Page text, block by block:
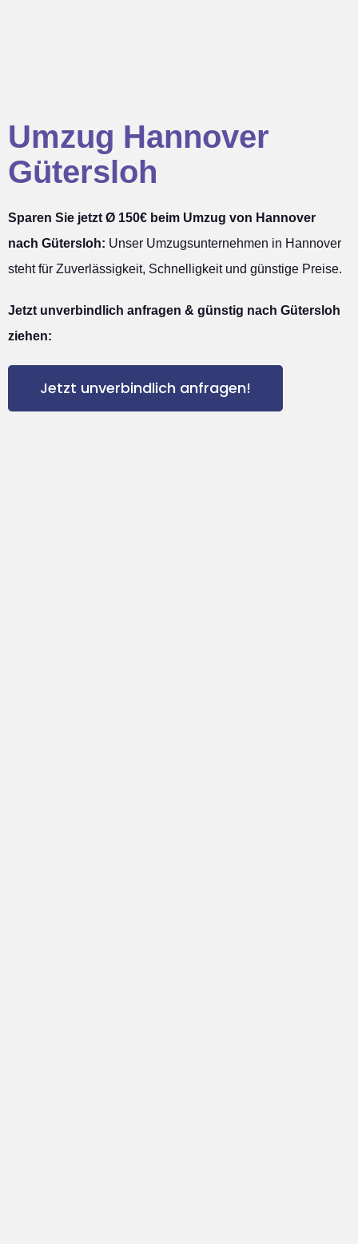
Umzug Hannover
Gütersloh
Sparen Sie jetzt Ø 150€ beim Umzug von Hannover
nach Gütersloh: Unser Umzugsunternehmen in Hannover
steht für Zuverlässigkeit, Schnelligkeit und günstige Preise.
Jetzt unverbindlich anfragen & günstig nach Gütersloh
ziehen:
Jetzt unverbindlich anfragen!